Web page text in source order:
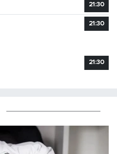
21:30
21:30
21:30